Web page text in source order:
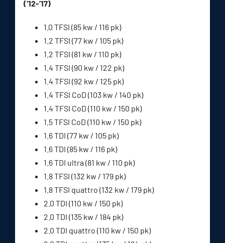
(’12-’17)
1.0 TFSI (85 kw / 116 pk)
1.2 TFSI (77 kw / 105 pk)
1.2 TFSI (81 kw / 110 pk)
1.4 TFSI (90 kw / 122 pk)
1.4 TFSI (92 kw / 125 pk)
1.4 TFSI CoD (103 kw / 140 pk)
1.4 TFSI CoD (110 kw / 150 pk)
1.5 TFSI CoD (110 kw / 150 pk)
1.6 TDI (77 kw / 105 pk)
1.6 TDI (85 kw / 116 pk)
1.6 TDI ultra (81 kw / 110 pk)
1.8 TFSI (132 kw / 179 pk)
1.8 TFSI quattro (132 kw / 179 pk)
2.0 TDI (110 kw / 150 pk)
2.0 TDI (135 kw / 184 pk)
2.0 TDI quattro (110 kw / 150 pk)